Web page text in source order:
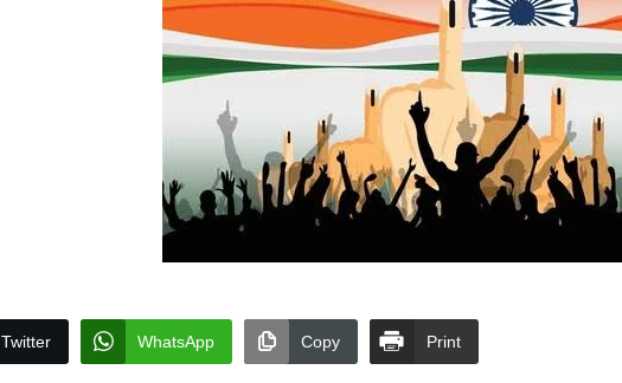
Twitter WhatsApp Copy Print